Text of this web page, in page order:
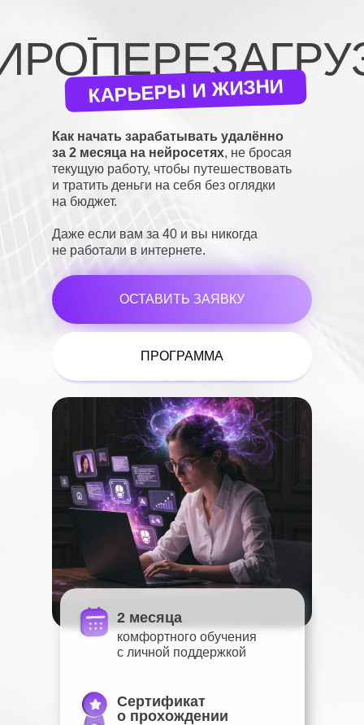
КАРЬЕРЫ И ЖИЗНИ
Как начать зарабатывать удалённо
за 2 месяца на нейросетях, не бросая
текущую работу, чтобы путешествовать
и тратить деньги на себя без оглядки
на бюджет.
Даже если вам за 40 и вы никогда
не работали в интернете.
ОСТАВИТЬ ЗАЯВКУ
ПРОГРАММА
комфортного обучения
с личной поддержкой
2 месяца
Сертификат
о прохождении